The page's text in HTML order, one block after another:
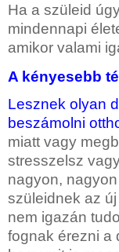
Ha a szüleid
mindennapi
amikor valami
A kényesebb
Lesznek olyan
beszámolni
miatt vagy
stresszelsz
nagyon,
szüleidnek az
nem igazán
fognak érezni a